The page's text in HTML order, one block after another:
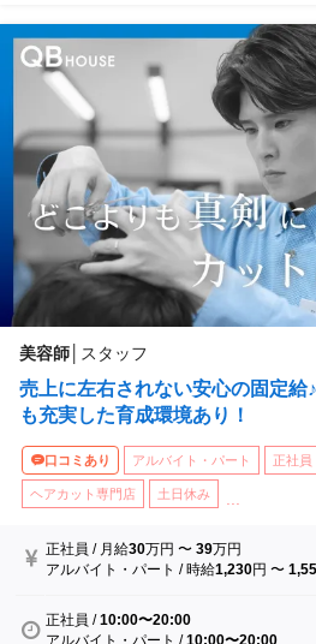
美容師 スタッフ
売上に左右されない安心の固定給
も充実した育成環境あり！
口コミあり アルバイト・パート 正社員
ヘアカット専門店 土日休み
正社員 / 月給30万円 〜39万円
アルバイト・パート /時給1,230円 〜
正社員 /10:00〜20:00
アルバイト・パート /10:00〜20:00